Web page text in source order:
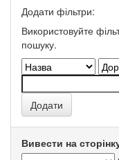
Додати фільтри:
Використовуйте
пошуку.
Вивести на